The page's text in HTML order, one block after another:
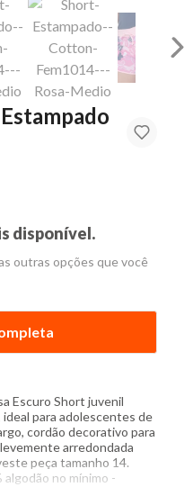
disponível.
outras opções que você
Escuro Short juvenil
para adolescentes de
cordão decorativo para
arredondada
peça tamanho 14.
no mínimo -